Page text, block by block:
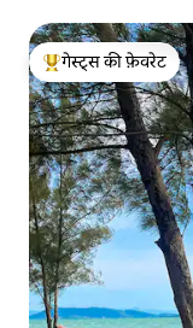
गेस्ट्स का टॉप फ़ेवरेट
गेस्ट्स की फ़ेवरेट